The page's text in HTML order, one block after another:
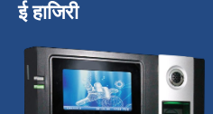
ई हाजिरी